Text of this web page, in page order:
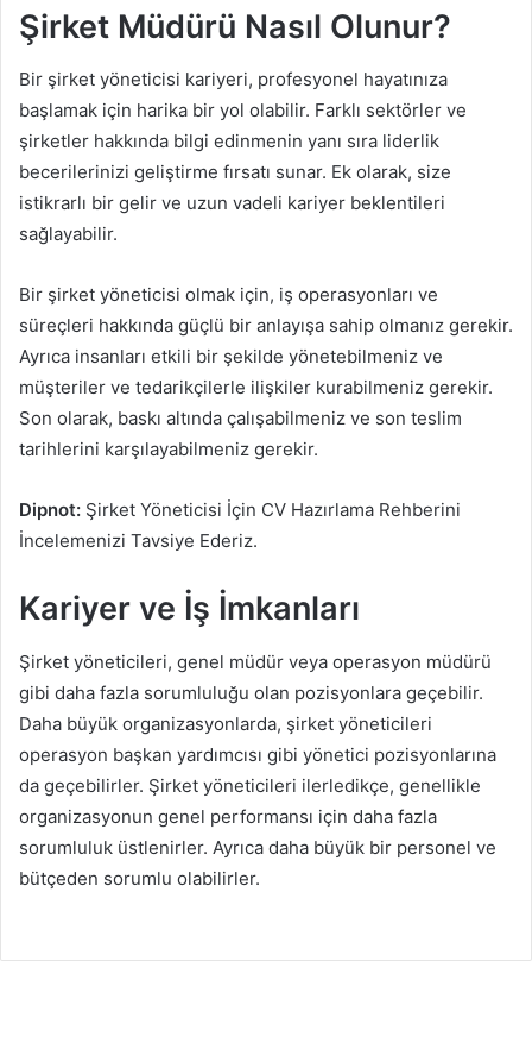
Şirket Müdürü Nasıl Olunur?
Bir şirket yöneticisi kariyeri, profesyonel hayatınıza
başlamak için harika bir yol olabilir. Farklı sektörler ve
şirketler hakkında bilgi edinmenin yanı sıra liderlik
becerilerinizi geliştirme fırsatı sunar. Ek olarak, size
istikrarlı bir gelir ve uzun vadeli kariyer beklentileri
sağlayabilir.
Bir şirket yöneticisi olmak için, iş operasyonları ve
süreçleri hakkında güçlü bir anlayışa sahip olmanız gerekir.
Ayrıca insanları etkili bir şekilde yönetebilmeniz ve
müşteriler ve tedarikçilerle ilişkiler kurabilmeniz gerekir.
Son olarak, baskı altında çalışabilmeniz ve son teslim
tarihlerini karşılayabilmeniz gerekir.
Dipnot: Şirket Yöneticisi İçin CV Hazırlama Rehberini
İncelemenizi Tavsiye Ederiz.
Kariyer ve İş İmkanları
Şirket yöneticileri, genel müdür veya operasyon müdürü
gibi daha fazla sorumluluğu olan pozisyonlara geçebilir.
Daha büyük organizasyonlarda, şirket yöneticileri
operasyon başkan yardımcısı gibi yönetici pozisyonlarına
da geçebilirler. Şirket yöneticileri ilerledikçe, genellikle
organizasyonun genel performansı için daha fazla
sorumluluk üstlenirler. Ayrıca daha büyük bir personel ve
bütçeden sorumlu olabilirler.